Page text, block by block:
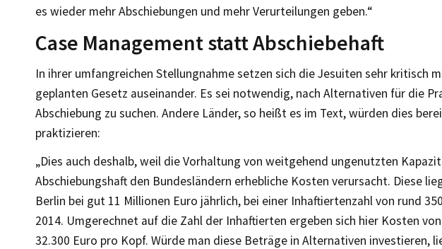
es wieder mehr Abschiebungen und mehr Verurteilungen geben.“
Case Management statt Abschiebehaft
In ihrer umfangreichen Stellungnahme setzen sich die Jesuiten sehr kritisch
geplanten Gesetz auseinander. Es sei notwendig, nach Alternativen für die
Abschiebung zu suchen. Andere Länder, so heißt es im Text, würden dies
praktizieren:
„Dies auch deshalb, weil die Vorhaltung von weitgehend ungenutzten
Abschiebungshaft den Bundesländern erhebliche Kosten verursacht. Diese
Berlin bei gut 11 Millionen Euro jährlich, bei einer Inhaftiertenzahl von rund
2014. Umgerechnet auf die Zahl der Inhaftierten ergeben sich hier Kosten
32.300 Euro pro Kopf. Würde man diese Beträge in Alternativen investieren,